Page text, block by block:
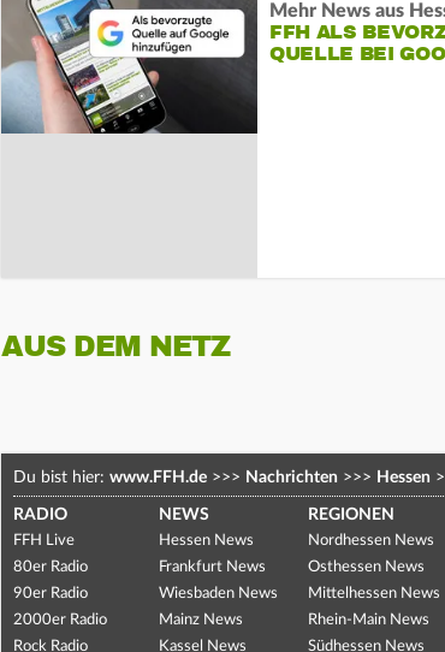
Mehr News aus
FFH ALS
QUELLE BEI
AUS DEM NETZ
Du bist hier: www.FFH.de >>> Nachrichten >>> Hessen
RADIO
FFH Live
80er Radio
90er Radio
2000er Radio
Rock Radio
NEWS
Hessen News
Frankfurt News
Wiesbaden News
Mainz News
Kassel News
REGIONEN
Nordhessen News
Osthessen News
Mittelhessen News
Rhein-Main News
Südhessen News